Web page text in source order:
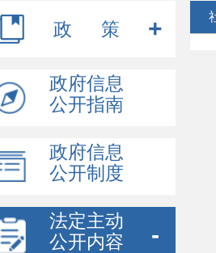
政 策
行政规范性文件
其他文件
政府信息
公开指南
政府信息
公开制度
法定主动
公开内容